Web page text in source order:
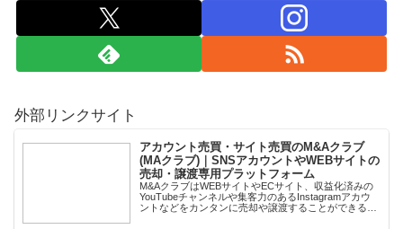
外部リンクサイト
アカウント売買・サイト売買のM&Aクラブ
(MAクラブ)｜SNSアカウントやWEBサイトの
売却・譲渡専用プラットフォーム
M&AクラブはWEBサイトやECサイト、収益化済みの
YouTubeチャンネルや集客力のあるInstagramアカウ
ントなどをカンタンに売却や譲渡することができるプ